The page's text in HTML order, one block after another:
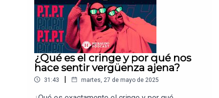
¿Qué es el cringe y por qué nos
hace sentir vergüenza ajena?
31:43 | martes, 27 de mayo de 2025